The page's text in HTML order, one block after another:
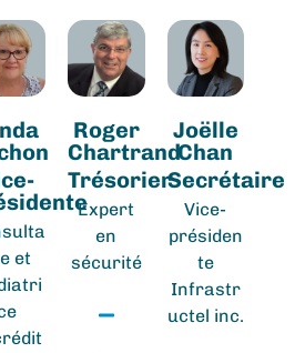
et
Roger
Chartrand
Trésorier
Expert
en
sécurité
Joëlle
Chan
Secrétaire
Vice-
présiden
te
Infrastr
uctel inc.